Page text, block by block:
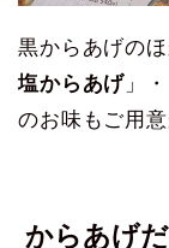
黒からあげの
塩からあげ 」・
のお味もご用
からあげ